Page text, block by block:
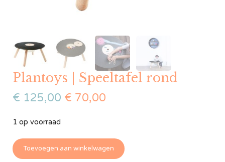
Plantoys | Speeltafel rond
€ 125,00 € 70,00
1 op voorraad
Toevoegen aan winkelwagen